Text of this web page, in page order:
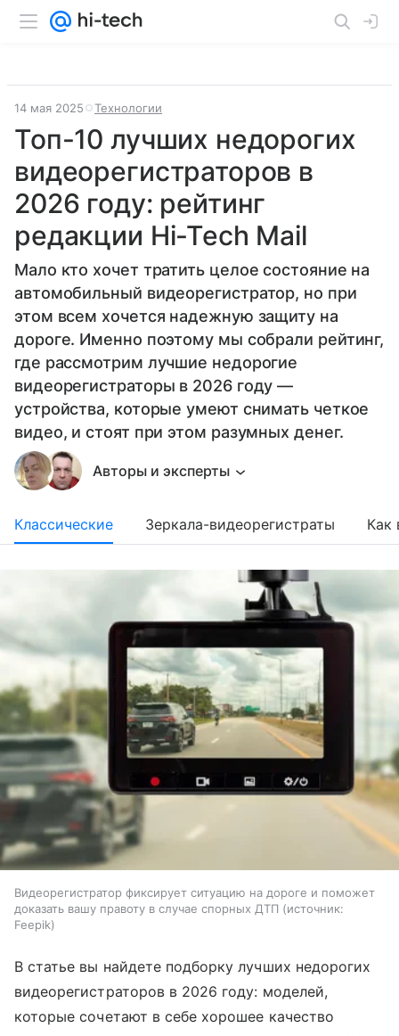
14 мая 2025 Технологии
Топ-10 лучших недорогих
видеорегистраторов в
2026 году: рейтинг
редакции Hi-Tech Mail
Мало кто хочет тратить целое состояние на
автомобильный видеорегистратор, но при
этом всем хочется надежную защиту на
дороге. Именно поэтому мы собрали рейтинг,
где рассмотрим лучшие недорогие
видеорегистраторы в 2026 году —
устройства, которые умеют снимать четкое
видео, и стоят при этом разумных денег.
Авторы и эксперты
Классические Зеркала-видеорегистраты Как
Видеорегистратор фиксирует ситуацию на дороге и поможет
доказать вашу правоту в случае спорных ДТП
источник:
Feepik
В статье вы найдете подборку лучших недорогих
видеорегистраторов в 2026 году: моделей,
которые сочетают в себе хорошее качество